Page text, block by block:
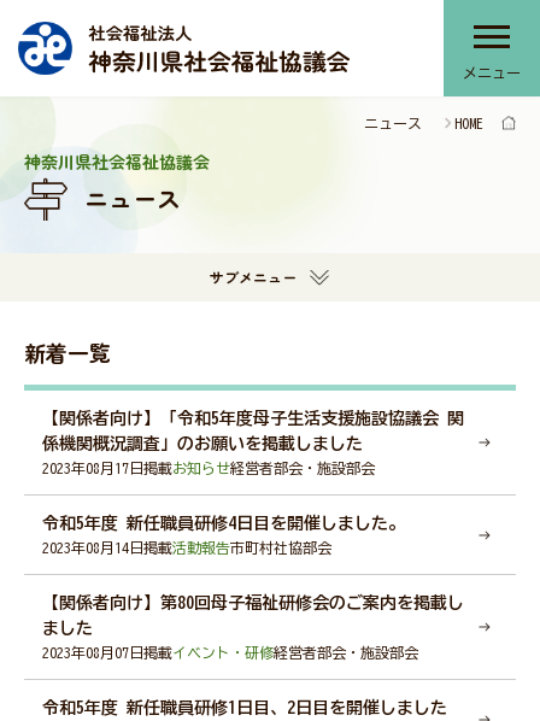
メニュー
HOME
ニュース
神奈川県社会福祉協議会
ニュース
サブメニュー
新着一覧
2023年08月17日掲載お知らせ経営者部会・施設部会
【関係者向け】「令和5年度母子生活支援施設協議会 関
係機関概況調査」のお願いを掲載しました
2023年08月14日掲載活動報告市町村社協部会
令和5年度 新任職員研修4日目を開催しました。
2023年08月07日掲載イベント・研修経営者部会・施設部会
【関係者向け】第80回母子福祉研修会のご案内を掲載し
ました
令和5年度 新任職員研修1日目、2日目を開催しました
神奈川県社協について
部会・協議会・連絡会
提言・本会活動推進計画
報告書・刊行物
会員・関係者専用ページ